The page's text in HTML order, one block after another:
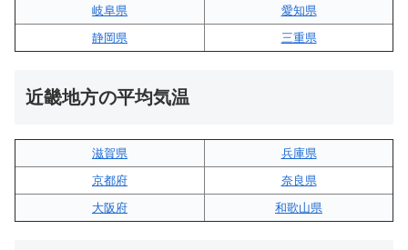
岐阜県
愛知県
静岡県
三重県
近畿地方の平均気温
滋賀県
兵庫県
京都府
奈良県
大阪府
和歌山県